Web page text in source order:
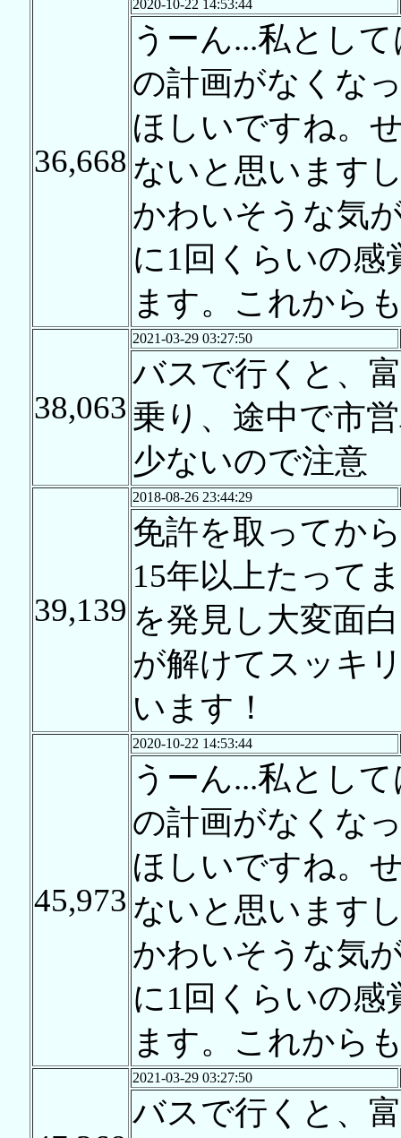
36,668
2020-10-22 14:53:44
うーん...私とし
の計画がなくな
ほしいですね。
ないと思います
かわいそうな気
に1回くらいの
ます。これから
38,063
2021-03-29 03:27:50
バスで行くと、
乗り、途中で市
少ないので注意
39,139
2018-08-26 23:44:29
免許を取ってか
15年以上たって
を発見し大変面
が解けてスッキ
います！
45,973
2020-10-22 14:53:44
うーん...私とし
の計画がなくな
ほしいですね。
ないと思います
かわいそうな気
に1回くらいの
ます。これから
2021-03-29 03:27:50
バスで行くと、